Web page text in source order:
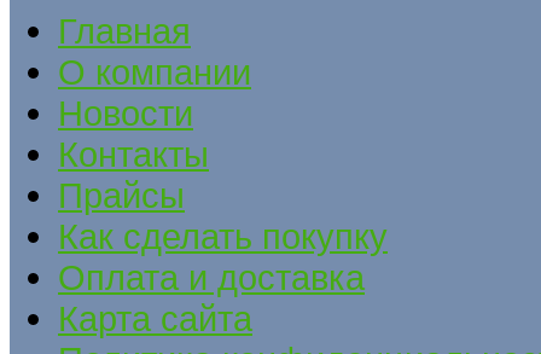
Главная
О компании
Новости
Контакты
Прайсы
Как сделать покупку
Оплата и доставка
Карта сайта